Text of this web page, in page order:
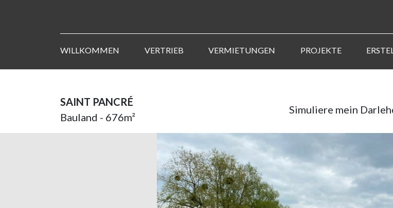
WILLKOMMEN VERTRIEB VERMIETUNGEN PROJEKTE
SAINT PANCRÉ
Bauland - 676m²
Simuliere mein